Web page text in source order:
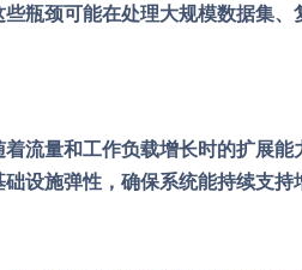
瓶颈可能在处理大规模数据集
流量和工作负载增长时的扩展
设施弹性，确保系统能持续支持